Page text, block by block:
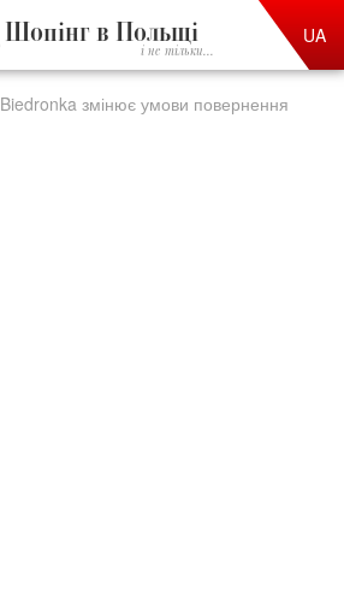
Шопінг в Польщі
і не тільки...
UA
Biedronka змінює умови повернення